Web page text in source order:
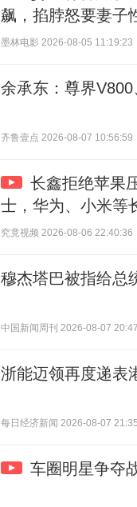
飙，掐脖怒要妻子
墨林电影 2026-08-05 11:19:23
余承东：尊界
齐鲁壹点 2026-08-07 10:56:59
长鑫拒绝苹果
士，华为、小米等
究竟视频 2026-08-06 22:40:36
穆杰塔巴被指给总
中国新闻周刊 2026-08-07
浙能迈领再度递表
每日经济新闻 2026-08-07
车圈明星争夺